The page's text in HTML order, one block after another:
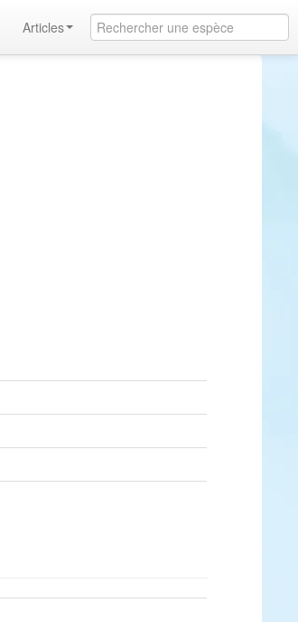
Articles